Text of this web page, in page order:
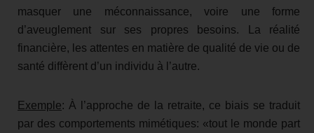
masquer une méconnaissance, voire une forme
d’aveuglement sur ses propres besoins. La réalité
financière, les attentes en matière de qualité de vie ou de
santé diffèrent d’un individu à l’autre.
Exemple: À l’approche de la retraite, ce biais se traduit
par des comportements mimétiques: «tout le monde part